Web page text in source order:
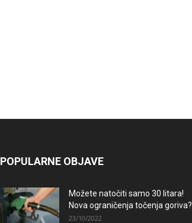
POPULARNE OBJAVE
Možete natočiti samo 30 litara!
Nova ograničenja točenja goriva?
23/10/2022